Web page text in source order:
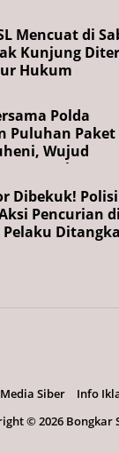
Mencuat di
Kunjung
Hukum
Polda
Puluhan Paket
Wujud
RI ke-81
Dibekuk! Polisi
Pencurian di
Siber Info
©2026 Bongkar